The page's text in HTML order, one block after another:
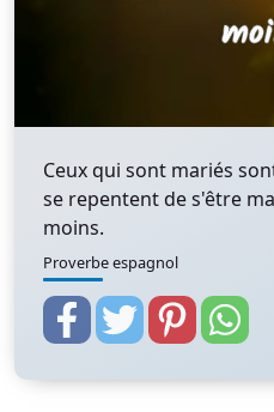
Ceux qui sont mariés
se repentent de s'être
moins.
Proverbe espagnol